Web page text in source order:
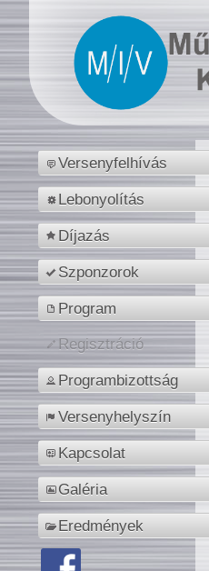
Versenyfelhívás
Lebonyolítás
Díjazás
Szponzorok
Program
Regisztráció
Programbizottság
Versenyhelyszín
Kapcsolat
Galéria
Eredmények